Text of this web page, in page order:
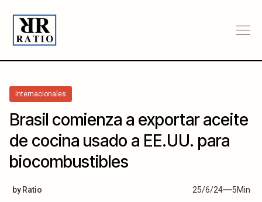
Internacionales
Brasil comienza a exportar aceite
de cocina usado a EE.UU. para
biocombustibles
by Ratio 25/6/24 5Min